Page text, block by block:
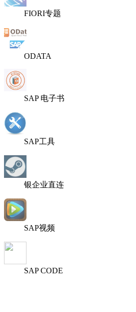
FIORI专题
ODATA
SAP 电子书
SAP工具
银企业直连
SAP视频
SAP CODE